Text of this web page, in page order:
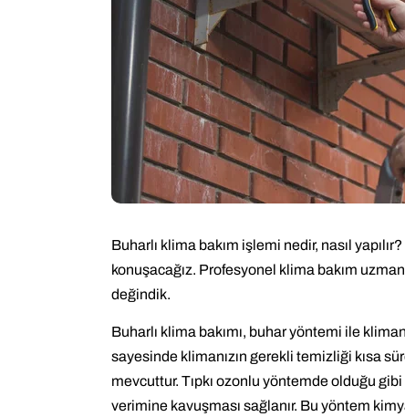
Buharlı klima bakım işlemi nedir, nasıl
konuşacağız. Profesyonel klima bakım
değindik.
Buharlı klima bakımı, buhar yöntemi ile
sayesinde klimanızın gerekli temizliği kısa
mevcuttur. Tıpkı ozonlu yöntemde olduğu
verimine kavuşması sağlanır. Bu yöntem